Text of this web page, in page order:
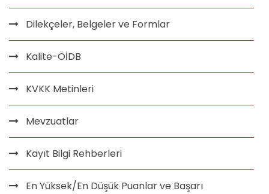
Dilekçeler, Belgeler ve Formlar
Kalite-ÖİDB
KVKK Metinleri
Mevzuatlar
Kayıt Bilgi Rehberleri
En Yüksek/En Düşük Puanlar ve Başarı